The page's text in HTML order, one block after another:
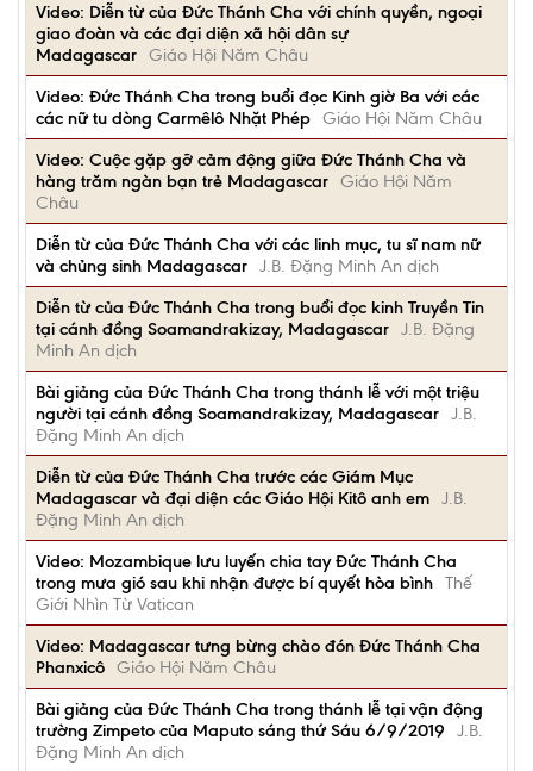
Video: Diễn từ của Đức Thánh Cha với chính quyền, ngoại
giao đoàn và các đại diện xã hội dân sự
Madagascar Giáo Hội Năm Châu
Video: Đức Thánh Cha trong buổi đọc Kinh giờ Ba với các
các nữ tu dòng Carmêlô Nhặt Phép Giáo Hội Năm Châu
Video: Cuộc gặp gỡ cảm động giữa Đức Thánh Cha và
hàng trăm ngàn bạn trẻ Madagascar Giáo Hội Năm
Châu
Diễn từ của Đức Thánh Cha với các linh mục, tu sĩ nam nữ
và chủng sinh Madagascar J.B. Đặng Minh An dịch
Diễn từ của Đức Thánh Cha trong buổi đọc kinh Truyền Tin
tại cánh đồng Soamandrakizay, Madagascar J.B. Đặng
Minh An dịch
Bài giảng của Đức Thánh Cha trong thánh lễ với một triệu
người tại cánh đồng Soamandrakizay, Madagascar J.B.
Đặng Minh An dịch
Diễn từ của Đức Thánh Cha trước các Giám Mục
Madagascar và đại diện các Giáo Hội Kitô anh em J.B.
Đặng Minh An dịch
Video: Mozambique lưu luyến chia tay Đức Thánh Cha
trong mưa gió sau khi nhận được bí quyết hòa bình Thế
Giới Nhìn Từ Vatican
Video: Madagascar tưng bừng chào đón Đức Thánh Cha
Phanxicô Giáo Hội Năm Châu
Bài giảng của Đức Thánh Cha trong thánh lễ tại vận động
trường Zimpeto của Maputo sáng thứ Sáu 6/9/2019
J.B.
Đặng Minh An dịch